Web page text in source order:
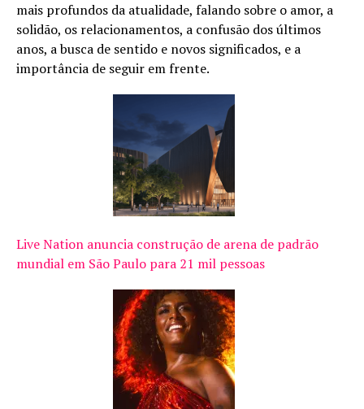
mais profundos da atualidade, falando sobre o amor, a
solidão, os relacionamentos, a confusão dos últimos
anos, a busca de sentido e novos significados, e a
importância de seguir em frente.
Live Nation anuncia construção de arena de padrão
mundial em São Paulo para 21 mil pessoas